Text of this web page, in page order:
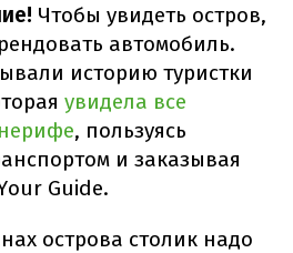
Чтобы увидеть остров,
автомобиль.
историю туристки
увидела все
, пользуясь
и заказывая
Guide.
острова столик надо